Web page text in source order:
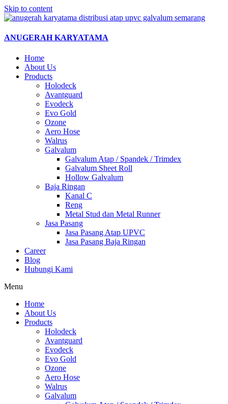
Skip to content
ANUGERAH KARYATAMA
Home
About Us
Products
Holodeck
Avantguard
Evodeck
Evo Gold
Ozone
Aero Hose
Walrus
Galvalum
Galvalum Atap / Spandek / Trimdex
Galvalum Sheet Roll
Hollow Galvalum
Baja Ringan
Kanal C
Reng
Metal Stud dan Metal Runner
Jasa Pasang
Jasa Pasang Atap UPVC
Jasa Pasang Baja Ringan
Career
Blog
Hubungi Kami
Menu
Home
About Us
Products
Holodeck
Avantguard
Evodeck
Evo Gold
Ozone
Aero Hose
Walrus
Galvalum